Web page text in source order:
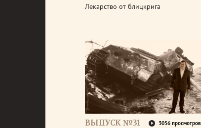
Лекарство от блицкрига
ВЫПУСК №31 3056 просмотров